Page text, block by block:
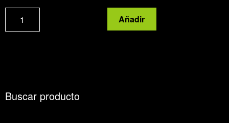
Anco
cantidad
Añadir
Buscar producto